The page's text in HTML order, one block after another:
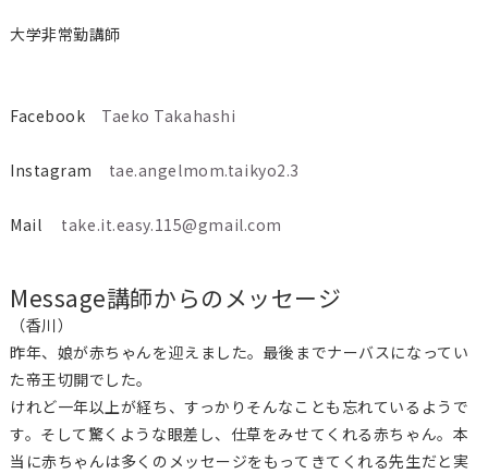
大学非常勤講師
Facebook Taeko Takahashi
Instagram tae.angelmom.taikyo2.3
Mail take.it.easy.115@gmail.com
Message講師からのメッセージ
（香川）
昨年、娘が赤ちゃんを迎えました。最後までナーバスになってい
た帝王切開でした。
けれど一年以上が経ち、すっかりそんなことも忘れているようで
す。そして驚くような眼差し、仕草をみせてくれる赤ちゃん。本
当に赤ちゃんは多くのメッセージをもってきてくれる先生だと実